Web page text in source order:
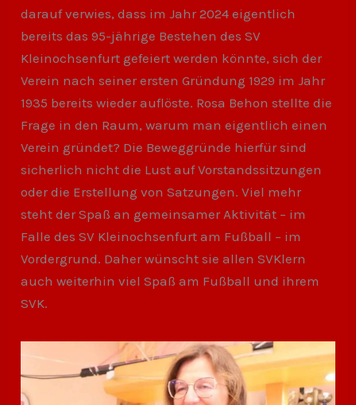
darauf verwies, dass im Jahr 2024 eigentlich
bereits das 95-jährige Bestehen des SV
Kleinochsenfurt gefeiert werden könnte, sich der
Verein nach seiner ersten Gründung 1929 im Jahr
1935 bereits wieder auflöste. Rosa Behon stellte die
Frage in den Raum, warum man eigentlich einen
Verein gründet? Die Beweggründe hierfür sind
sicherlich nicht die Lust auf Vorstandssitzungen
oder die Erstellung von Satzungen. Viel mehr
steht der Spaß an gemeinsamer Aktivität – im
Falle des SV Kleinochsenfurt am Fußball – im
Vordergrund. Daher wünscht sie allen SVKlern
auch weiterhin viel Spaß am Fußball und ihrem
SVK.